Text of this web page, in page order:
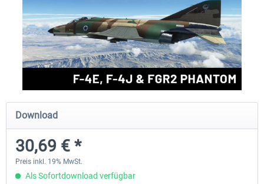
FlightSim Studio - E-Jets 170/175 Aerosoft Aircraft A340-
Download
30,69 € *
Preis inkl. 19% MwSt.
Als Sofortdownload verfügbar